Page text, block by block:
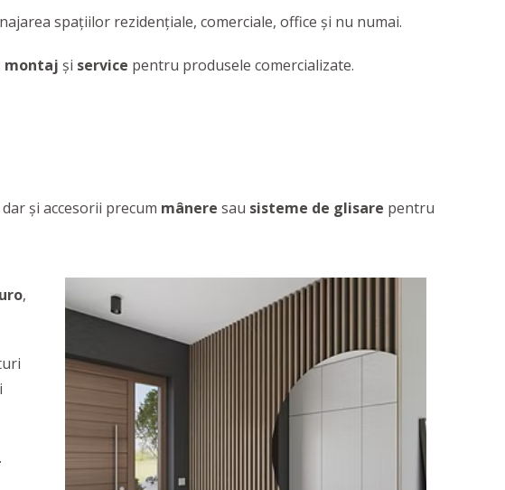
spaţiilor rezidenţiale, comerciale, office şi nu numai.
montaj şi service pentru produsele comercializate.
dar și accesorii precum mânere sau sisteme de glisare pentru
,
.